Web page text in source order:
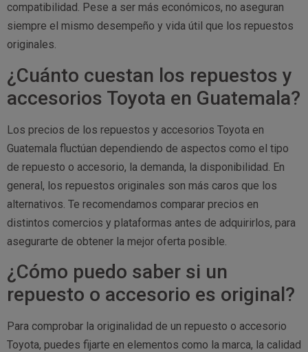
compatibilidad. Pese a ser más económicos, no aseguran
siempre el mismo desempeño y vida útil que los repuestos
originales.
¿Cuánto cuestan los repuestos y
accesorios Toyota en Guatemala?
Los precios de los repuestos y accesorios Toyota en
Guatemala fluctúan dependiendo de aspectos como el tipo
de repuesto o accesorio, la demanda, la disponibilidad. En
general, los repuestos originales son más caros que los
alternativos. Te recomendamos comparar precios en
distintos comercios y plataformas antes de adquirirlos, para
asegurarte de obtener la mejor oferta posible.
¿Cómo puedo saber si un
repuesto o accesorio es original?
Para comprobar la originalidad de un repuesto o accesorio
Toyota, puedes fijarte en elementos como la marca, la calidad